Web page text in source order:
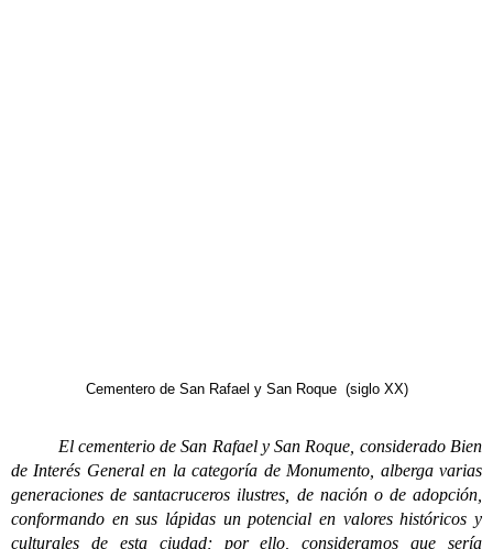
Cementero de San Rafael y San Roque (siglo XX)
El cementerio de San Rafael y San Roque, considerado Bien
de Interés General en la categoría de Monumento, alberga varias
generaciones de santacruceros ilustres, de nación o de adopción,
conformando en sus lápidas un potencial en valores históricos y
culturales de esta ciudad; por ello, consideramos que sería